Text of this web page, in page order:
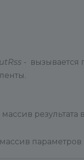
- вызывается
результата
параметров